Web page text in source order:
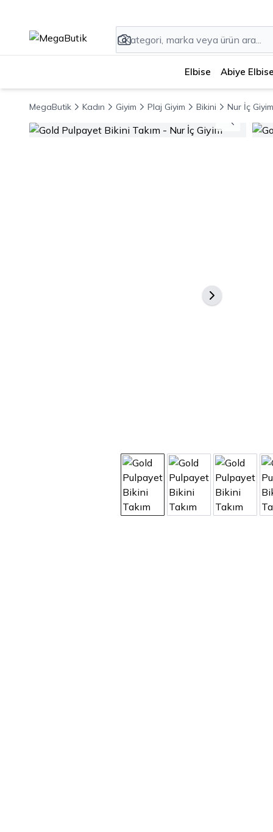
Elbise Abiye Elbise
MegaButik Kadın Giyim Plaj Giyim Bikini Nur İç